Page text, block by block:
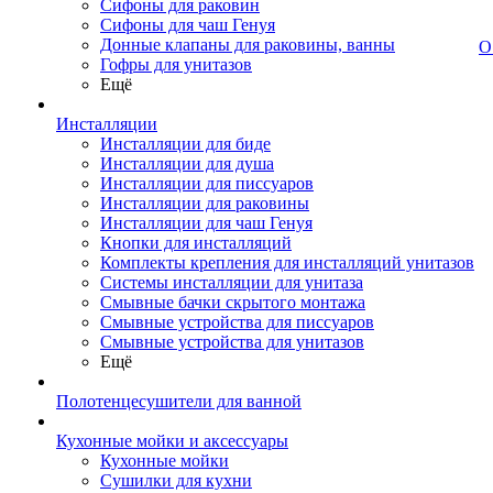
Сифоны для раковин
Сифоны для чаш Генуя
Донные клапаны для раковины, ванны
Гофры для унитазов
Ещё
Инсталляции
Инсталляции для биде
Инсталляции для душа
Инсталляции для писсуаров
Инсталляции для раковины
Инсталляции для чаш Генуя
Кнопки для инсталляций
Комплекты крепления для инсталляций унитазов
Системы инсталляции для унитаза
Смывные бачки скрытого монтажа
Смывные устройства для писсуаров
Смывные устройства для унитазов
Ещё
Полотенцесушители для ванной
Кухонные мойки и аксессуары
Кухонные мойки
Сушилки для кухни
О